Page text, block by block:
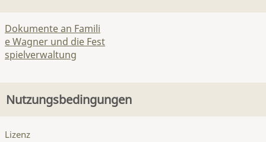
Dokumente an Famili
e Wagner und die Fest
spielverwaltung
Nutzungsbedingungen
Lizenz